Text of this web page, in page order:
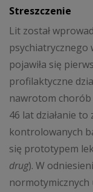
Streszczenie
Lit został
psychiatrycznego
pojawiła się
profilaktyczne
nawrotom
46 lat działanie
kontrolowanych
się prototypem
drug). W
normotymicznych